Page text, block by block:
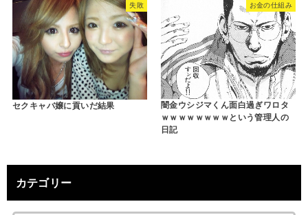
失敗
セクキャバ嬢に貢いだ結果
お金の仕組み
闇金ウシジマくん面白過ぎワロタ
ｗｗｗｗｗｗｗｗという管理人の
日記
カテゴリー